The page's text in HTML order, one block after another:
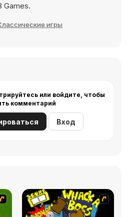
Games.
игры
или войдите, чтобы
комментарий
Вход